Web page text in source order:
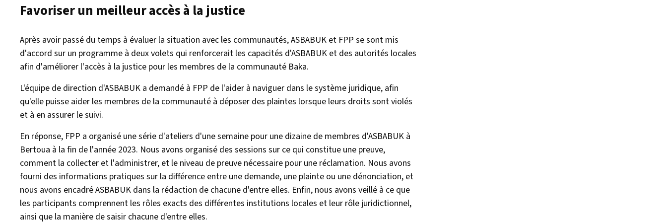
Favoriser un meilleur accès à la justice
Après avoir passé du temps à évaluer la situation avec les communautés, ASBABUK et FPP se sont mis
d'accord sur un programme à deux volets qui renforcerait les capacités d'ASBABUK et des autorités locales
afin d'améliorer l'accès à la justice pour les membres de la communauté Baka.
L'équipe de direction d'ASBABUK a demandé à FPP de l'aider à naviguer dans le système juridique, afin
qu'elle puisse aider les membres de la communauté à déposer des plaintes lorsque leurs droits sont violés
et à en assurer le suivi.
En réponse, FPP a organisé une série d'ateliers d'une semaine pour une dizaine de membres d'ASBABUK à
Bertoua à la fin de l'année 2023. Nous avons organisé des sessions sur ce qui constitue une preuve,
comment la collecter et l'administrer, et le niveau de preuve nécessaire pour une réclamation. Nous avons
fourni des informations pratiques sur la différence entre une demande, une plainte ou une dénonciation, et
nous avons encadré ASBABUK dans la rédaction de chacune d'entre elles. Enfin, nous avons veillé à ce que
les participants comprennent les rôles exacts des différentes institutions locales et leur rôle juridictionnel,
ainsi que la manière de saisir chacune d'entre elles.